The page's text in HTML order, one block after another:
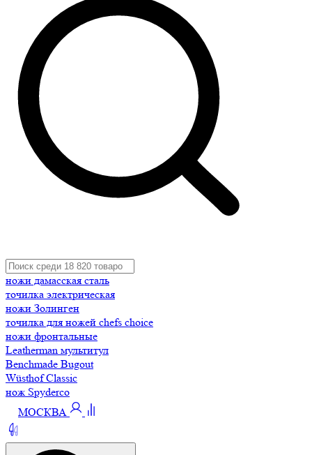
ножи дамасская сталь
точилка электрическая
ножи Золинген
точилка для ножей chefs choice
ножи фронтальные
Leatherman мультитул
Benchmade Bugout
Wüsthof Classic
нож Spyderco
МОСКВА